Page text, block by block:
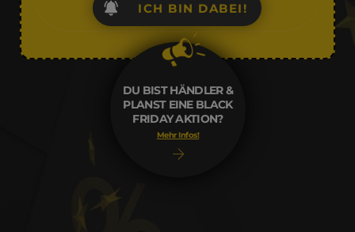
DU BIST HÄNDLER &
PLANST EINE BLACK
FRIDAY AKTION?
Mehr Infos!
ICH BIN DABEI!